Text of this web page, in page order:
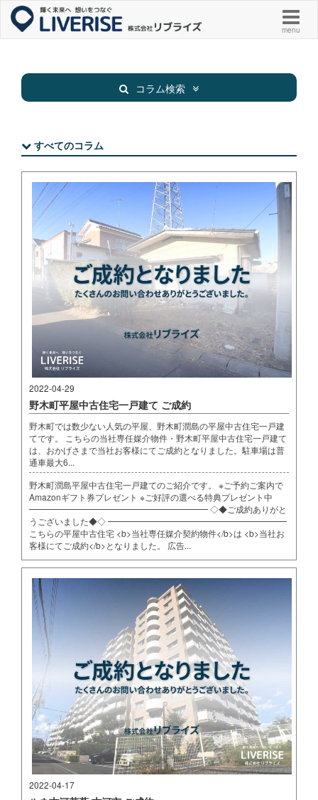
menu
コラム検索
お役立ち
すべてのコラム
2022-04-29
野木町平屋中古住宅一戸建て ご成約
野木町では数少ない人気の平屋、野木町潤島の平屋中古住宅一戸建
てです。 こちらの当社専任媒介物件・野木町平屋中古住宅一戸建て
は、おかげさまで当社お客様にてご成約となりました。駐車場は普
通車最大6...
野木町潤島平屋中古住宅一戸建てのご紹介です。 ※ご予約ご案内で
Amazonギフト券プレゼント ※ご好評の選べる特典プレゼント中
━━━━━━━━━━━━━━━━━━━━━ ◇◆ご成約ありがと
うございました◆◇ ━━━━━━━━━━━━━━━━━━━━━
こちらの平屋中古住宅 <b>当社専任媒介契約物件</b>は <b>当社お
客様にてご成約</b>となりました。 広告...
2022-04-17